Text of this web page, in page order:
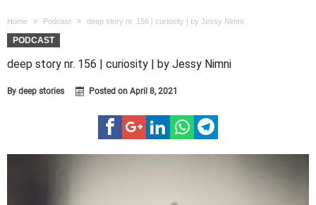
Home Podcast deep story nr. 156 | curiosity | by Jessy Nimni
PODCAST
deep story nr. 156 | curiosity | by Jessy Nimni
By deep stories Posted on April 8, 2021